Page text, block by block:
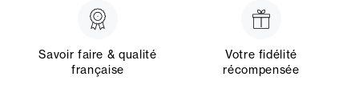
Savoir faire & qualité
française
Votre fidélité
récompensée